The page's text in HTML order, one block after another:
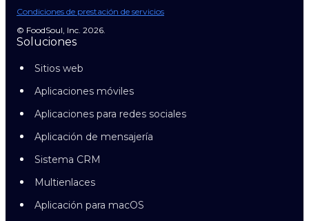
Condiciones de prestación de servicios
© FoodSoul, Inc. 2026.
Soluciones
Sitios web
Aplicaciones móviles
Aplicaciones para redes sociales
Aplicación de mensajería
Sistema CRM
Multienlaces
Aplicación para macOS